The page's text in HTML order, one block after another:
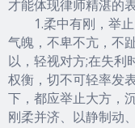
才能体现律师精湛的
1.柔中有刚，举止
气魄，不卑不亢，不
以，轻视对方;在失利
权衡，切不可轻率发
下，都应举止大方，
刚柔并济、以静制动